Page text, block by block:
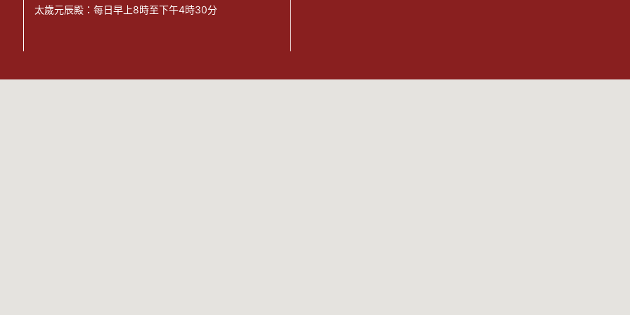
太歲元辰殿：每日早上8時至下午4時30分